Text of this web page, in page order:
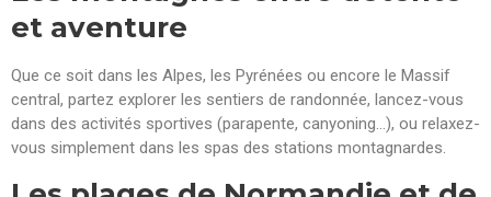
et aventure
Que ce soit dans les Alpes, les Pyrénées ou encore le Massif
central, partez explorer les sentiers de randonnée, lancez-vous
dans des activités sportives (parapente, canyoning…), ou relaxez-
vous simplement dans les spas des stations montagnardes.